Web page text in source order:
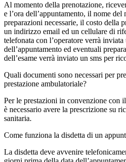
Al momento della prenotazione,
e l’ora dell’appuntamento, il nome del
preparazioni necessarie, il costo della
un indirizzo email ed un cellulare di
telefonata con l’operatore verrà
dell’appuntamento ed eventuali
dell’esame verrà inviato un sms per
Quali documenti sono necessari per
prestazione ambulatoriale?
Per le prestazioni in convenzione con
è necessario avere la prescrizione su
sanitaria.
Come funziona la disdetta di un
La disdetta deve avvenire